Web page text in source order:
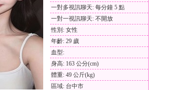
一對多視訊聊天: 每分鐘 5 點
一對一視訊聊天: 不開放
性別: 女性
年齡: 29 歲
血型:
身高: 163 公分(cm)
體重: 49 公斤(kg)
區域: 台中市